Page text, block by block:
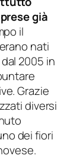
già
il
nati
2005 in
Grazie
diversi
dei fiori